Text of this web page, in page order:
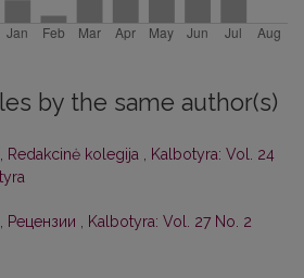
by the same author(s)
Redakcinė kolegija
Kalbotyra: Vol. 24
Рецензии
Kalbotyra: Vol. 27 No. 2